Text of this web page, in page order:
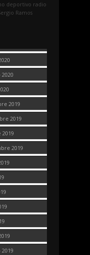
deportivo radio
Ramos
2019
2019
2019